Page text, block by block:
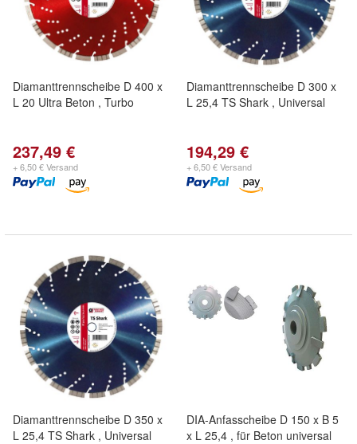
Diamanttrennscheibe D 400 x
L 20 Ultra Beton , Turbo
237,49 €
+ 6,50 € Versand
Diamanttrennscheibe D 300 x
L 25,4 TS Shark , Universal
194,29 €
+ 6,50 € Versand
Diamanttrennscheibe D 350 x
L 25,4 TS Shark , Universal
DIA-Anfasscheibe D 150 x B 5
x L 25,4 , für Beton universal